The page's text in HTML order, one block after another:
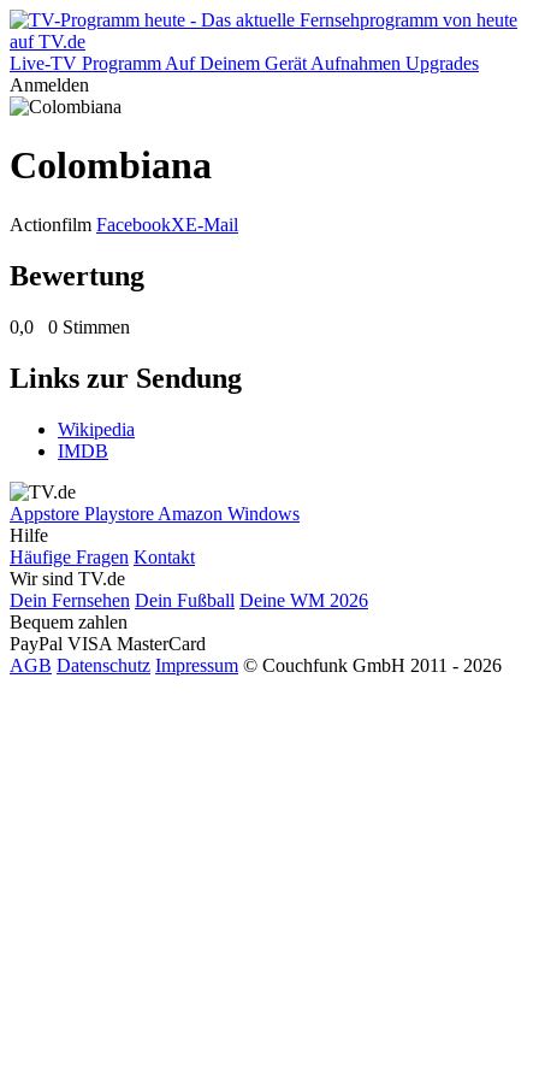
Live-TV Programm Auf Deinem Gerät Aufnahmen Upgrades
Anmelden
Colombiana
Actionfilm FacebookXE-Mail
Bewertung
0,0 0 Stimmen
Links zur Sendung
Wikipedia
IMDB
Appstore Playstore Amazon Windows
Hilfe
Häufige Fragen Kontakt
Wir sind TV.de
Dein Fernsehen Dein Fußball Deine WM 2026
Bequem zahlen
PayPal VISA MasterCard
AGB Datenschutz Impressum © Couchfunk GmbH 2011 - 2026